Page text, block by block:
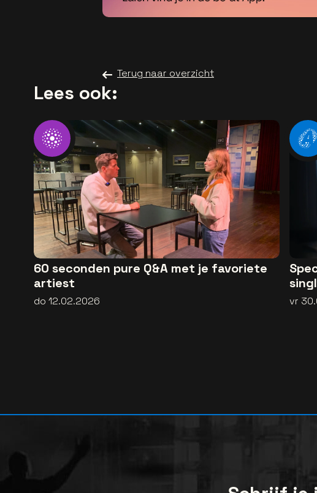
Terug naar overzicht
Lees ook:
60 seconden pure Q&A met je favoriete
artiest
do 12.02.2026 vr